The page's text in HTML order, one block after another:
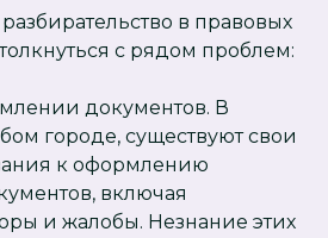
в правовых
с рядом проблем:
документов. В
городе, существуют свои
к оформлению
включая
и жалобы. Незнание этих